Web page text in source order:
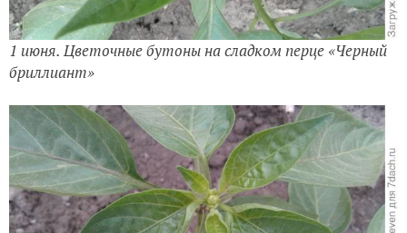
1 июня. Цветочные бутоны на сладком перце «Черный
бриллиант»